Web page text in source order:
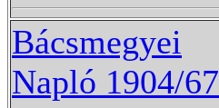
Bácsmegyei
Napló 1904/67